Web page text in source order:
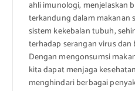
ahli imunologi, menjelaskan
terkandung dalam makanan
sistem kekebalan tubuh,
terhadap serangan virus
Dengan mengonsumsi
kita dapat menjaga
menghindari berbagai